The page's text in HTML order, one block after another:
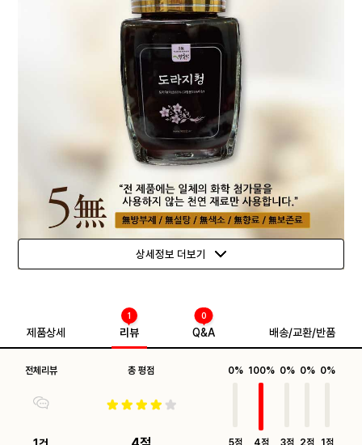
상세정보 더보기
제품상세 리뷰
1
Q&A
0
배송/교환/반품
전체리뷰 총 평점 0%
5점
100%
4점
0%
3점
0%
2점
0%
1점